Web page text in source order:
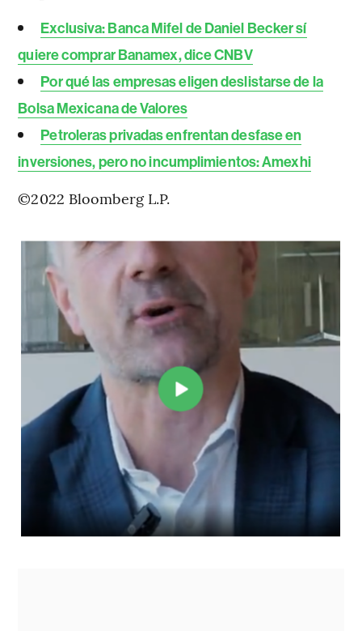
Exclusiva: Banca Mifel de Daniel Becker sí
quiere comprar Banamex, dice CNBV
Por qué las empresas eligen deslistarse de la
Bolsa Mexicana de Valores
Petroleras privadas enfrentan desfase en
inversiones, pero no incumplimientos: Amexhi
©2022 Bloomberg L.P.